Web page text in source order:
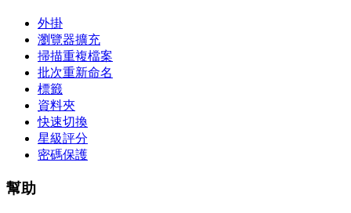
外掛
瀏覽器擴充
掃描重複檔案
批次重新命名
標籤
資料夾
快速切換
星級評分
密碼保護
幫助